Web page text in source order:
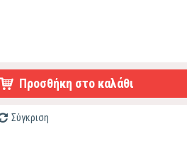
Προσθήκη στο καλάθι
Σύγκριση